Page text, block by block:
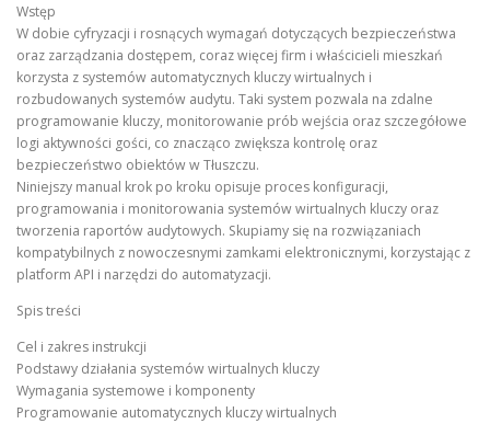
Wstęp
W dobie cyfryzacji i rosnących wymagań dotyczących bezpieczeństwa
oraz zarządzania dostępem, coraz więcej firm i właścicieli mieszkań
korzysta z systemów automatycznych kluczy wirtualnych i
rozbudowanych systemów audytu. Taki system pozwala na zdalne
programowanie kluczy, monitorowanie prób wejścia oraz szczegółowe
logi aktywności gości, co znacząco zwiększa kontrolę oraz
bezpieczeństwo obiektów w Tłuszczu.
Niniejszy manual krok po kroku opisuje proces konfiguracji,
programowania i monitorowania systemów wirtualnych kluczy oraz
tworzenia raportów audytowych. Skupiamy się na rozwiązaniach
kompatybilnych z nowoczesnymi zamkami elektronicznymi, korzystając z
platform API i narzędzi do automatyzacji.
Spis treści
Cel i zakres instrukcji
Podstawy działania systemów wirtualnych kluczy
Wymagania systemowe i komponenty
Programowanie automatycznych kluczy wirtualnych